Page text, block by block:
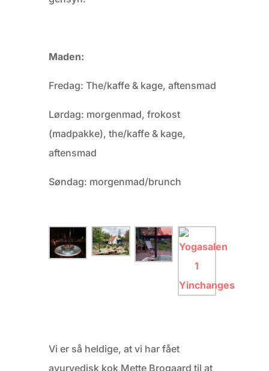
Maden:
Fredag: The/kaffe & kage, aftensmad
Lørdag: morgenmad, frokost
(madpakke), the/kaffe & kage,
aftensmad
Søndag: morgenmad/brunch
Vi er så heldige, at vi har fået
ayurvedisk kok Mette Brogaard til at